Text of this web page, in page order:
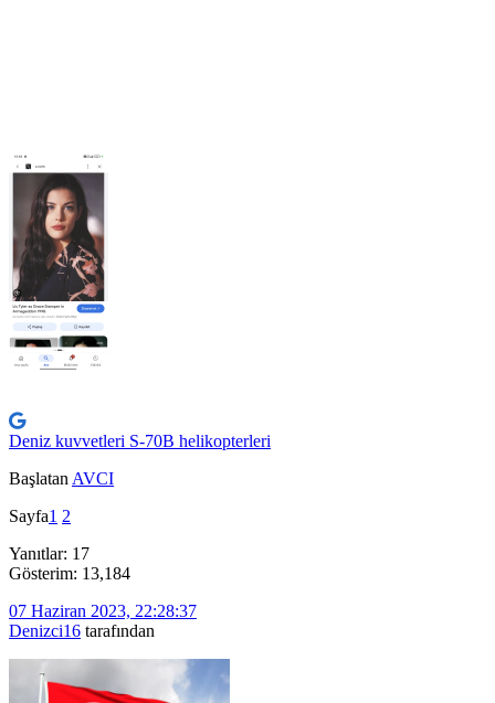
Deniz kuvvetleri S-70B helikopterleri
Başlatan AVCI
Sayfa1 2
Yanıtlar: 17
Gösterim: 13,184
07 Haziran 2023, 22:28:37
Denizci16 tarafından